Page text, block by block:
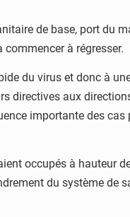
de base, port du
à régresser.
du virus et donc à
directives aux
importante des
occupés à hauteur de
du système de